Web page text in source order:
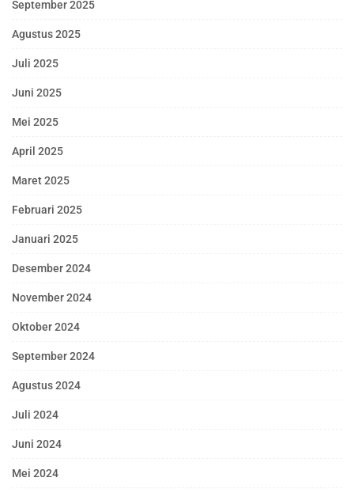
September 2025
Agustus 2025
Juli 2025
Juni 2025
Mei 2025
April 2025
Maret 2025
Februari 2025
Januari 2025
Desember 2024
November 2024
Oktober 2024
September 2024
Agustus 2024
Juli 2024
Juni 2024
Mei 2024